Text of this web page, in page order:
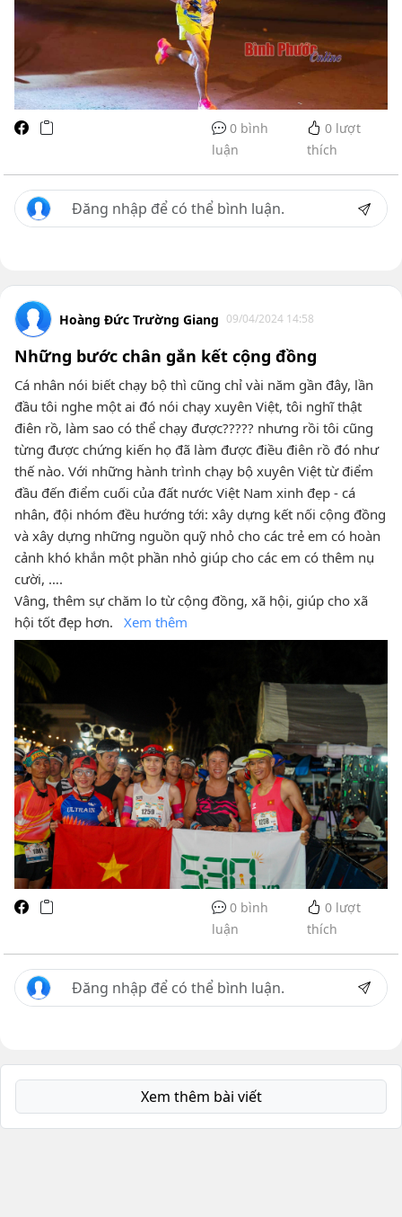
0 bình
luận
0lượt
thích
Hoàng Đức Trường Giang 09/04/2024 14:58
Những bước chân gắn kết cộng đồng
Cá nhân nói biết chạy bộ thì cũng chỉ vài năm gần đây, lần
đầu tôi nghe một ai đó nói chạy xuyên Việt, tôi nghĩ thật
điên rồ, làm sao có thể chạy được????? nhưng rồi tôi cũng
từng được chứng kiến họ đã làm được điều điên rồ đó như
thế nào. Với những hành trình chạy bộ xuyên Việt từ điểm
đầu đến điểm cuối của đất nước Việt Nam xinh đẹp - cá
nhân, đội nhóm đều hướng tới: xây dựng kết nối cộng đồng
và xây dựng những nguồn quỹ nhỏ cho các trẻ em có hoàn
cảnh khó khắn một phần nhỏ giúp cho các em có thêm nụ
cười, ….
Vâng, thêm sự chăm lo từ cộng đồng, xã hội, giúp cho xã
hội tốt đẹp hơn.
Xem thêm
0 bình
luận
0lượt
thích
Xem thêm bài viết